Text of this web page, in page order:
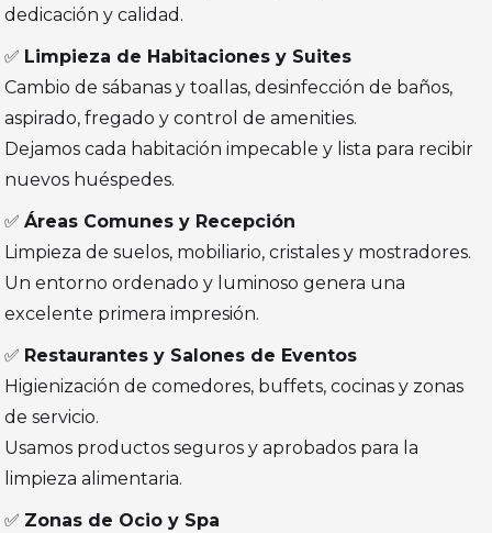
dedicación y calidad.
✅ Limpieza de Habitaciones y Suites
Cambio de sábanas y toallas, desinfección de baños,
aspirado, fregado y control de amenities.
Dejamos cada habitación impecable y lista para recibir
nuevos huéspedes.
✅Áreas Comunes y Recepción
Limpieza de suelos, mobiliario, cristales y mostradores.
Un entorno ordenado y luminoso genera una
excelente primera impresión.
✅ Restaurantes y Salones de Eventos
Higienización de comedores, buffets, cocinas y zonas
de servicio.
Usamos productos seguros y aprobados para la
limpieza alimentaria.
✅ Zonas de Ocio y Spa